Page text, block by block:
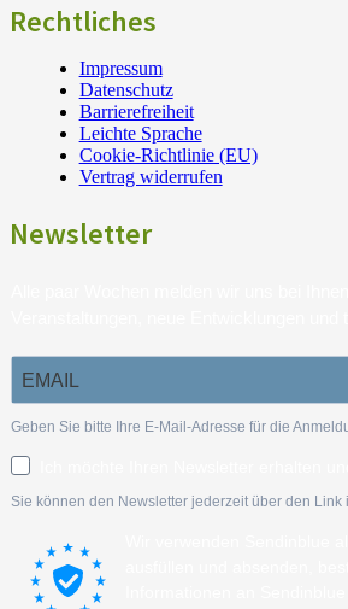
Rechtliches
Impressum
Datenschutz
Barrierefreiheit
Leichte Sprache
Cookie-Richtlinie (EU)
Vertrag widerrufen
Newsletter
Geben Sie bitte Ihre E-Mail-Adresse für die
Sie können den Newsletter jederzeit über den